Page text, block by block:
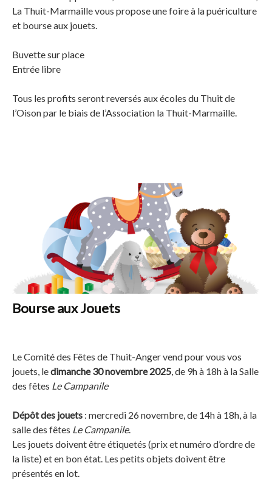
La Thuit-Marmaille vous propose une foire à la puériculture
et bourse aux jouets.
Buvette sur place
Entrée libre
Tous les profits seront reversés aux écoles du Thuit de
l’Oison par le biais de l’Association la Thuit-Marmaille.
Bourse aux Jouets
Le Comité des Fêtes de Thuit-Anger vend pour vous vos
jouets, ledimanche 30 novembre 2025, de 9h à 18h à la Salle
des fêtes Le Campanile
Dépôt des jouets : mercredi 26 novembre, de 14h à 18h, à la
salle des fêtes Le Campanile.
Les jouets doivent être étiquetés (prix et numéro d’ordre de
la liste) et en bon état. Les petits objets doivent être
présentés en lot.